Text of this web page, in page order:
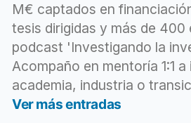
redefine,
software
M€ captados en
tesis dirigidas y más de 400
podcast 'Investigando la
Acompaño en mentoría 1:1
academia, industria o
Ver más entradas